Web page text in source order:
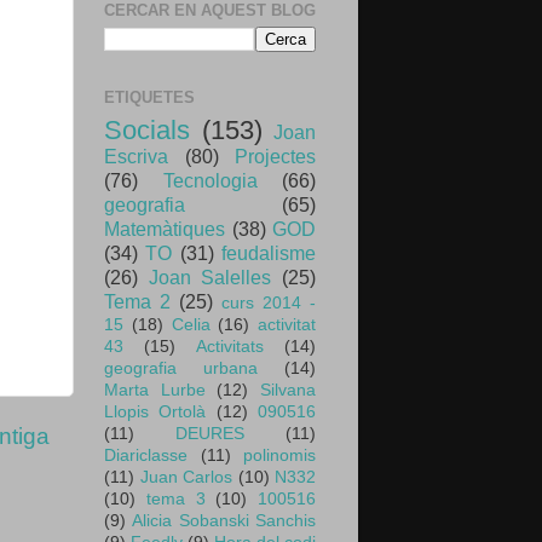
CERCAR EN AQUEST BLOG
ETIQUETES
Socials (153) Joan
Escriva
(80)
Projectes
(76)
Tecnologia
(66)
geografia
(65)
Matemàtiques (38) GOD
(34) TO (31) feudalisme
(26) Joan Salelles (25)
Tema 2 (25) curs 2014 -
15 (18) Celia (16) activitat
43
(15) Activitats
(14)
geografia urbana
(14)
Marta Lurbe
(12)
Silvana
Llopis Ortolà
(12)
090516
(11)
DEURES
(11)
Diariclasse
(11)
polinomis
(11) Juan Carlos (10) N332
(10)
tema 3 (10)
100516
(9) Alicia Sobanski Sanchis